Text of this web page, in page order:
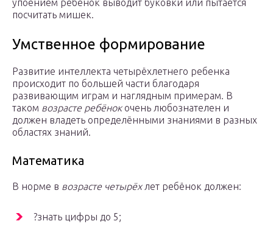
упоением ребенок выводит буковки или пытается
посчитать мишек.
Умственное формирование
Развитие интеллекта четырёхлетнего ребенка
происходит по большей части благодаря
развивающим играм и наглядным примерам. В
таком возрасте ребёнокочень любознателен и
должен владеть определёнными знаниями в разных
областях знаний.
Математика
В норме в возрасте четырёхлет ребёнок должен:
?знать цифры до 5;